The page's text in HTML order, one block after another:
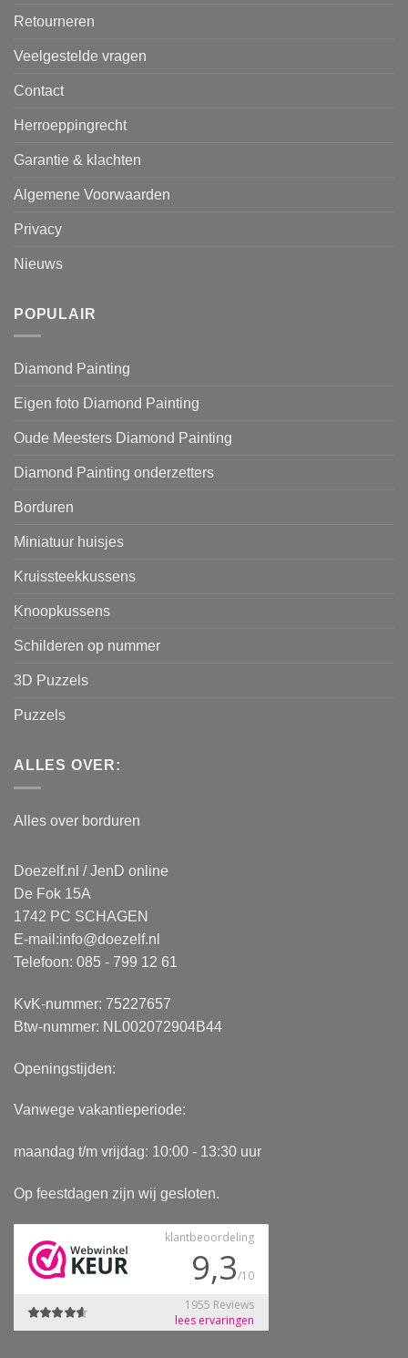
Retourneren
Veelgestelde vragen
Contact
Herroeppingrecht
Garantie & klachten
Algemene Voorwaarden
Privacy
Nieuws
POPULAIR
Diamond Painting
Eigen foto Diamond Painting
Oude Meesters Diamond Painting
Diamond Painting onderzetters
Borduren
Miniatuur huisjes
Kruissteekkussens
Knoopkussens
Schilderen op nummer
3D Puzzels
Puzzels
ALLES OVER:
Alles over borduren
Doezelf.nl / JenD online
De Fok 15A
1742 PC SCHAGEN
E-mail:info@doezelf.nl
Telefoon: 085 - 799 12 61
KvK-nummer: 75227657
Btw-nummer: NL002072904B44
Openingstijden:
Vanwege vakantieperiode:
maandag t/m vrijdag: 10:00 - 13:30 uur
Op feestdagen zijn wij gesloten.